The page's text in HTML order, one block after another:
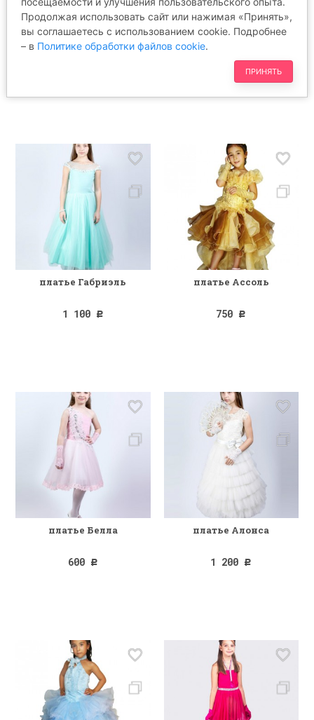
платье Доминика платье Вирджиния
650
платье Габриэль
1 100 Р
платье Ассоль
750 Р
платье Белла
600 Р
платье Алонса
1 200 Р
Продолжая использовать сайт или нажимая «Принять»,
вы соглашаетесь с использованием cookie. Подробнее
– в Политике обработки файлов cookie.
ПРИНЯТЬ